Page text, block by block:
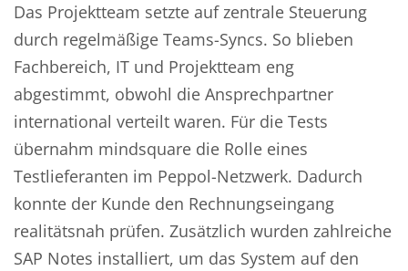
Das Projektteam setzte auf zentrale Steuerung
durch regelmäßige Teams-Syncs. So blieben
Fachbereich, IT und Projektteam eng
abgestimmt, obwohl die Ansprechpartner
international verteilt waren. Für die Tests
übernahm mindsquare die Rolle eines
Testlieferanten im Peppol-Netzwerk. Dadurch
konnte der Kunde den Rechnungseingang
realitätsnah prüfen. Zusätzlich wurden zahlreiche
SAP Notes installiert, um das System auf den